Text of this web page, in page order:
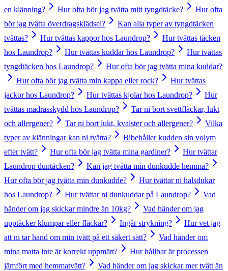
en klänning?
Hur ofta bör jag tvätta mitt tyngdtäcke?
Hur ofta
bör jag tvätta överdragsklädsel?
Kan alla typer av tyngdtäcken
tvättas?
Hur tvättas kappor hos Laundrop?
Hur tvättas täcken
hos Laundrop?
Hur tvättas kuddar hos Laundrop?
Hur tvättas
tyngdtäcken hos Laundrop?
Hur ofta bör jag tvätta mina kuddar?
Hur ofta bör jag tvätta min kappa eller rock?
Hur tvättas
jackor hos Laundrop?
Hur tvättas kjolar hos Laundrop?
Hur
tvättas madrasskydd hos Laundrop?
Tar ni bort svettfläckar, lukt
och allergener?
Tar ni bort lukt, kvalster och allergener?
Vilka
typer av klänningar kan ni tvätta?
Bibehåller kudden sin volym
efter tvätt?
Hur ofta bör jag tvätta mina gardiner?
Hur tvättar
Laundrop duntäcken?
Kan jag tvätta min dunkudde hemma?
Hur ofta bör jag tvätta min dunkudde?
Hur tvättar ni halsdukar
hos Laundrop?
Hur tvättar ni dunkuddar på Laundrop?
Vad
händer om jag skickar mindre än 10kg?
Vad händer om jag
upptäcker klumpar eller fläckar?
Ingår strykning?
Hur vet jag
att ni tar hand om min tvätt på ett säkert sätt?
Vad händer om
mina matta inte är korrekt uppmätt?
Hur hållbar är processen
jämfört med hemmatvätt?
Vad händer om jag skickar mer tvätt än